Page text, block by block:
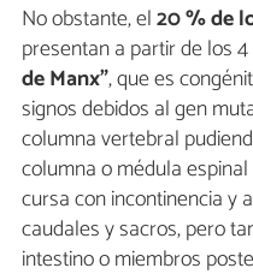
No obstante, el20 % de
presentan a partir de los
de Manx", que es
signos debidos al gen
columna vertebral
columna o médula
cursa con incontinencia y
caudales y sacros, pero
intestino o miembros